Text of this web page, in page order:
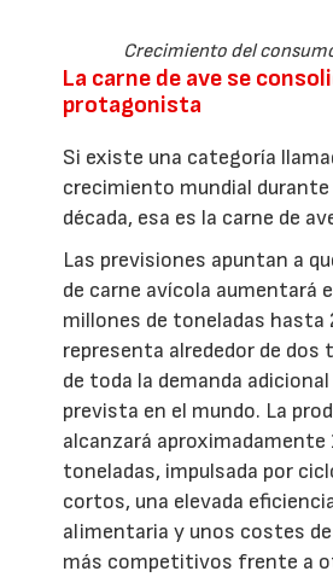
Crecimiento del
La carne de ave se
protagonista
Si existe una categoría
crecimiento mundial durante
década, esa es la carne de
Las previsiones apuntan a
de carne avícola aumentará
millones de toneladas hasta
representa alrededor de dos
de toda la demanda
prevista en el mundo. La
alcanzará aproximadamente
toneladas, impulsada por
cortos, una elevada
alimentaria y unos costes
más competitivos frente a